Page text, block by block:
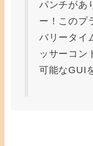
パンチがあ
ー！このプ
バリータイ
ッサーコン
可能なGUI